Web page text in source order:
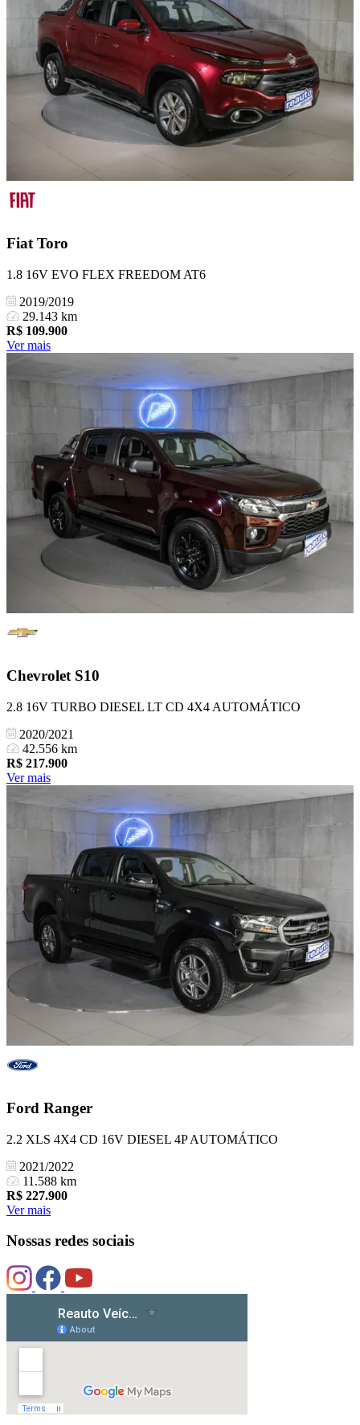
FiatToro
1.8 16V EVO FLEX FREEDOM AT6
2019/2019
29.143 km
R$ 109.900
Ver mais
Chevrolet S10
2.8 16V TURBO DIESEL LT CD 4X4 AUTOMÁTICO
2020/2021
42.556 km
R$ 217.900
Ver mais
Ford Ranger
2.2 XLS 4X4 CD 16V DIESEL 4P AUTOMÁTICO
2021/2022
11.588 km
R$ 227.900
Ver mais
Nossas redes sociais